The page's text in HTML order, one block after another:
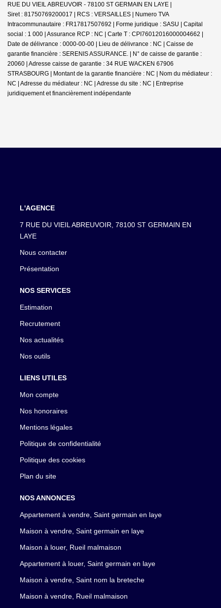
RUE DU VIEIL ABREUVOIR - 78100 ST GERMAIN EN LAYE |
Siret : 81750769200017 | RCS : VERSAILLES | Numero TVA
Intracommunautaire : FR17817507692 | Forme juridique : SASU | Capital
social : 1 000 | Assurance RCP : NC | Carte T : CPI76012016000004662 |
Date de délivrance : 0000-00-00 | Lieu de délivrance : NC | Caisse de
garantie financière : SERENIS ASSURANCE. | N° de caisse de garantie :
20060 | Adresse caisse de garantie : 34 RUE WACKEN 67906
STRASBOURG | Montant de la garantie financière : NC | Nom du médiateur :
NC | Adresse du médiateur : NC | Adresse du site : NC | Entreprise
juridiquement et financièrement indépendante
L'AGENCE
7 RUE DU VIEIL ABREUVOIR, 78100 ST GERMAIN EN
LAYE
Nous contacter
Présentation
NOS SERVICES
Estimation
Recrutement
Nos actualités
Nos outils
LIENS UTILES
Mon compte
Nos honoraires
Mentions légales
Politique de confidentialité
Politique des cookies
Plan du site
NOS ANNONCES
Appartement à vendre, Saint germain en laye
Maison à vendre, Saint germain en laye
Maison à louer, Rueil malmaison
Appartement à louer, Saint germain en laye
Maison à vendre, Saint nom la breteche
Maison à vendre, Rueil malmaison